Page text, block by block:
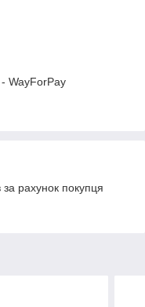
WayForPay
рахунок покупця